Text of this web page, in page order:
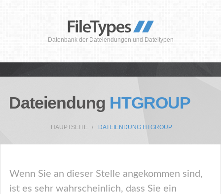
Datenbank der Dateiendungen und Dateitypen
Dateiendung HTGROUP
HAUPTSEITE DATEIENDUNG HTGROUP
Wenn Sie an dieser Stelle angekommen sind,
ist es sehr wahrscheinlich, dass Sie ein